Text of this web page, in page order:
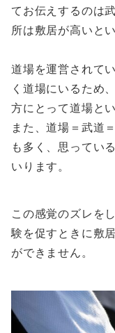
てお伝えするのは
所は敷居が高いと
道場を運営されて
く道場にいるため
方にとって道場と
また、道場＝武道
も多く、思ってい
いります。
この感覚のズレを
験を促すときに敷
ができません。